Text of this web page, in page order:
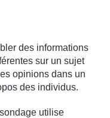
des informations
sur un sujet
opinions dans un
des individus.
utilise